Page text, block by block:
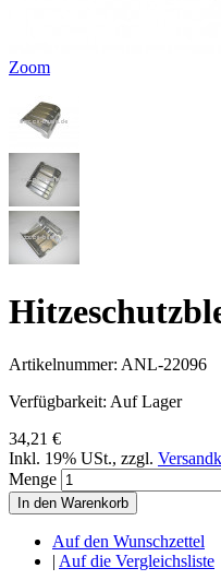
Zoom
Artikelnummer: ANL-22096
Verfügbarkeit: Auf Lager
34,21 €
Inkl. 19% USt., zzgl.
Menge
In den Warenkorb
Auf den Wunschzettel
| Auf die Vergleichsliste